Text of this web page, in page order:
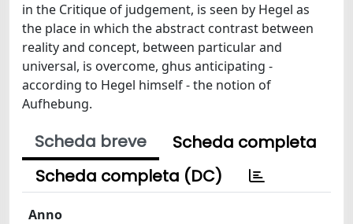
in the Critique of judgement, is seen by Hegel as
the place in which the abstract contrast between
reality and concept, between particular and
universal, is overcome, ghus anticipating -
according to Hegel himself - the notion of
Aufhebung.
Scheda breve
Scheda completa
Scheda completa (DC)
Anno